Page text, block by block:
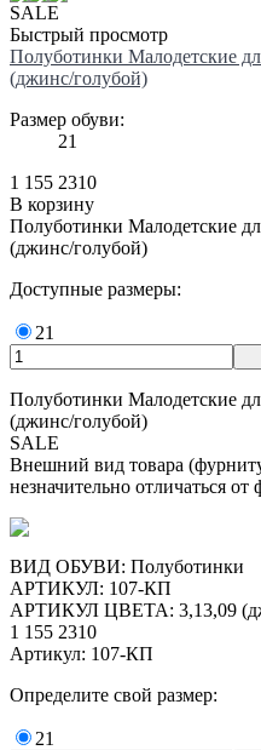
SALE
Быстрый просмотр
Полуботинки Малодетские
(джинс/голубой)
Размер обуви:
21
1 155 2310
В корзину
Полуботинки Малодетские
(джинс/голубой)
Доступные размеры:
21
Полуботинки Малодетские
(джинс/голубой)
SALE
Внешний вид товара
незначительно отличаться
ВИД ОБУВИ: Полуботинки
АРТИКУЛ: 107-КП
АРТИКУЛ ЦВЕТА: 3,13,09
1 155 2310
Артикул: 107-КП
Определите свой размер:
21